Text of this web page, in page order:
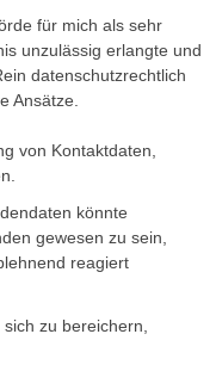
für mich als sehr
unzulässig erlangte und
datenschutzrechtlich
Ansätze.
von Kontaktdaten,
könnte
gewesen zu sein,
reagiert
zu bereichern,